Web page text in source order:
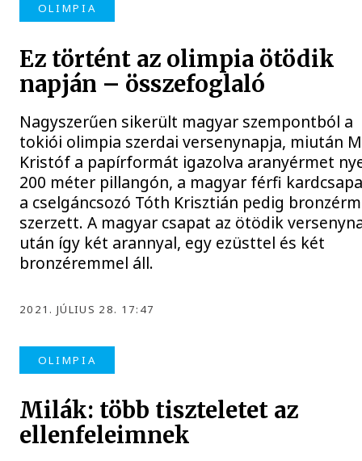
OLIMPIA
Ez történt az olimpia ötödik
napján – összefoglaló
Nagyszerűen sikerült magyar szempontból a
tokiói olimpia szerdai versenynapja, miután
Kristóf a papírformát igazolva aranyérmet
200 méter pillangón, a magyar férfi
a cselgáncsozó Tóth Krisztián pedig
szerzett. A magyar csapat az ötödik
után így két arannyal, egy ezüsttel és két
bronzéremmel áll.
2021. JÚLIUS 28. 17:47
OLIMPIA
Milák: több tiszteletet az
ellenfeleimnek